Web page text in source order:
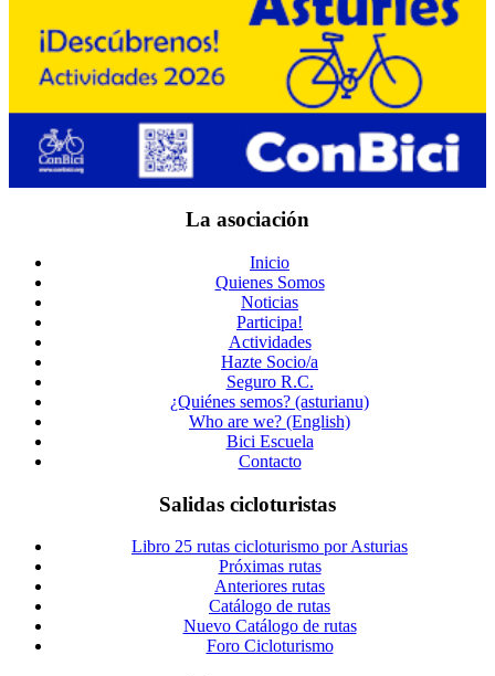
La asociación
Inicio
Quienes Somos
Noticias
Participa!
Actividades
Hazte Socio/a
Seguro R.C.
¿Quiénes semos? (asturianu)
Who are we? (English)
Bici Escuela
Contacto
Salidas cicloturistas
Libro 25 rutas cicloturismo por Asturias
Próximas rutas
Anteriores rutas
Catálogo de rutas
Nuevo Catálogo de rutas
Foro Cicloturismo